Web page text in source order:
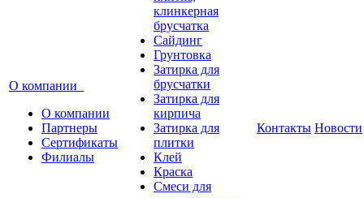
О компании
О компании
Партнеры
Сертификаты
Филиалы
клинкерная
брусчатка
Сайдинг
Грунтовка
Затирка для
брусчатки
Затирка для
кирпича
Затирка для
плитки
Клей
Краска
Смеси для
Контакты Новости